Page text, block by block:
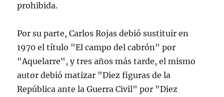
prohibida.
Por su parte, Carlos Rojas debió sustituir en
1970 el título "El campo del cabrón" por
"Aquelarre", y tres años más tarde, el mismo
autor debió matizar "Diez figuras de la
República ante la Guerra Civil" por "Diez